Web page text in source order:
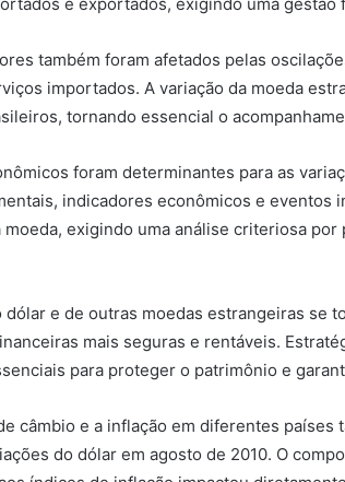
também foram afetados pelas
importados. A variação da moeda
tornando essencial o
foram determinantes para as
indicadores econômicos e eventos
exigindo uma análise criteriosa
e de outras moedas estrangeiras se
mais seguras e rentáveis.
para proteger o patrimônio e
câmbio e a inflação em diferentes países
do dólar em agosto de 2010. O